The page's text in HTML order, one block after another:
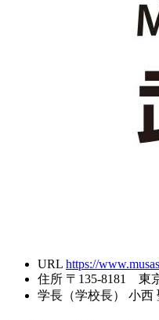
URL https://
住所 〒135-8181 東
学長（学校長）
小西